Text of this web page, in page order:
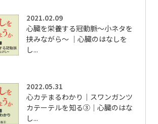
2021.02.09
心臓を栄養する冠動脈～小ネタを
挟みながら～ ｜心臓のはなしを
し...
2022.05.31
心カテまるわかり｜スワンガンツ
カテーテルを知る③｜心臓のはな
し...